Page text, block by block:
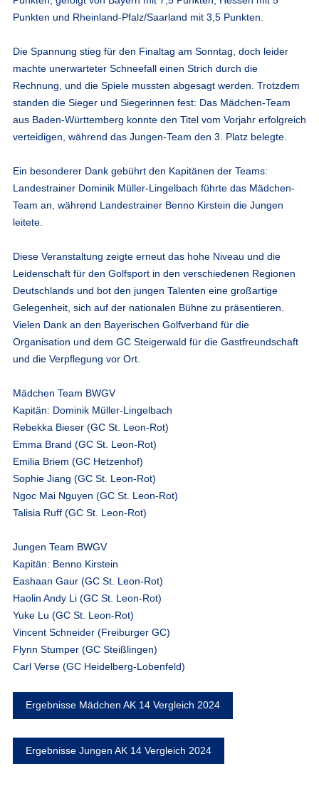
Punkten und Rheinland-Pfalz/Saarland mit 3,5 Punkten.
Die Spannung stieg für den Finaltag am Sonntag, doch leider
machte unerwarteter Schneefall einen Strich durch die
Rechnung, und die Spiele mussten abgesagt werden. Trotzdem
standen die Sieger und Siegerinnen fest: Das Mädchen-Team
aus Baden-Württemberg konnte den Titel vom Vorjahr erfolgreich
verteidigen, während das Jungen-Team den 3. Platz belegte.
Ein besonderer Dank gebührt den Kapitänen der Teams:
Landestrainer Dominik Müller-Lingelbach führte das Mädchen-
Team an, während Landestrainer Benno Kirstein die Jungen
leitete.
Diese Veranstaltung zeigte erneut das hohe Niveau und die
Leidenschaft für den Golfsport in den verschiedenen Regionen
Deutschlands und bot den jungen Talenten eine großartige
Gelegenheit, sich auf der nationalen Bühne zu präsentieren.
Vielen Dank an den Bayerischen Golfverband für die
Organisation und dem GC Steigerwald für die Gastfreundschaft
und die Verpflegung vor Ort.
Mädchen Team BWGV
Kapitän: Dominik Müller-Lingelbach
Rebekka Bieser (GC St. Leon-Rot)
Emma Brand (GC St. Leon-Rot)
Emilia Briem (GC Hetzenhof)
Sophie Jiang (GC St. Leon-Rot)
Ngoc Mai Nguyen (GC St. Leon-Rot)
Talisia Ruff (GC St. Leon-Rot)
Jungen Team BWGV
Kapitän: Benno Kirstein
Eashaan Gaur (GC St. Leon-Rot)
Haolin Andy Li (GC St. Leon-Rot)
Yuke Lu (GC St. Leon-Rot)
Vincent Schneider (Freiburger GC)
Flynn Stumper (GC Steißlingen)
Carl Verse (GC Heidelberg-Lobenfeld)
Ergebnisse Mädchen AK 14 Vergleich 2024
Ergebnisse Jungen AK 14 Vergleich 2024